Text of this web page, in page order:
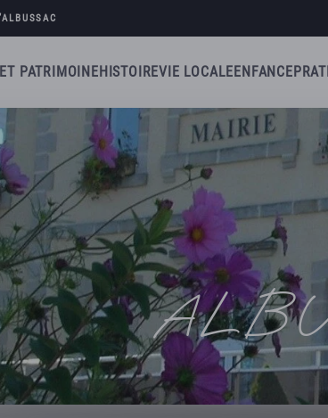
ALBUSSAC
PATRIMOINEHISTOIREVIE LOCALEENFANCE